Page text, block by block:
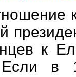
к
в